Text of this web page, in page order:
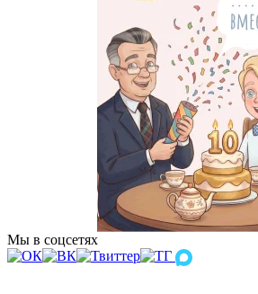
Мы в соцсетях